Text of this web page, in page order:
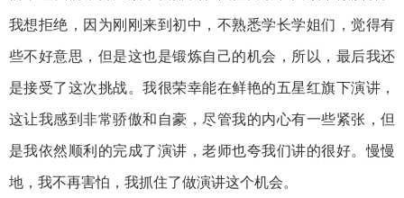
我想拒绝，因为刚刚来到初中，不熟悉学长学姐们，觉得有
些不好意思，但是这也是锻炼自己的机会，所以，最后我还
是接受了这次挑战。我很荣幸能在鲜艳的五星红旗下演讲，
这让我感到非常骄傲和自豪，尽管我的内心有一些紧张，但
是我依然顺利的完成了演讲，老师也夸我们讲的很好。慢慢
地，我不再害怕，我抓住了做演讲这个机会。